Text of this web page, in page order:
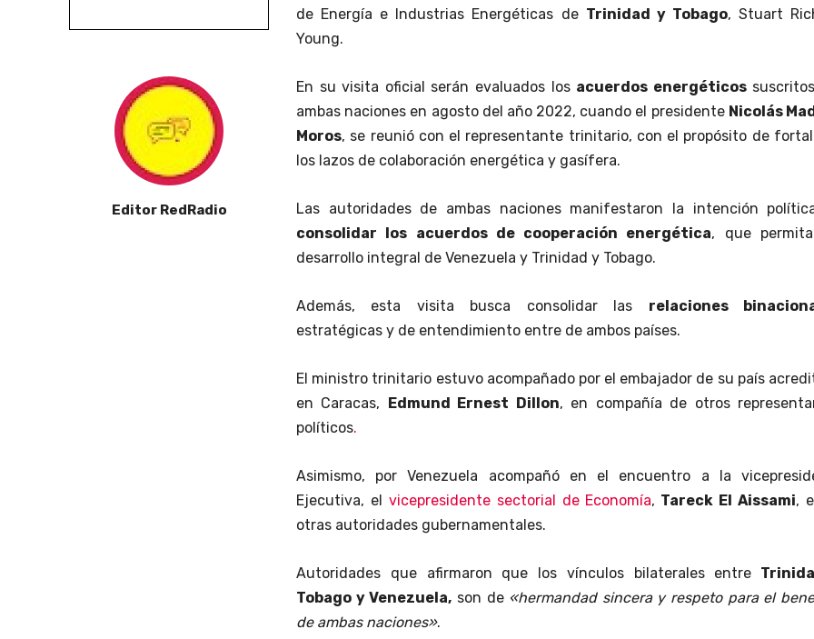
Editor RedRadio
de Energía e Industrias Energéticas de Trinidad y Tobago, Stuart
Young.
En su visita oficial serán evaluados los acuerdos energéticos
ambas naciones en agosto del año 2022, cuando el presidente Nicolás
Moros, se reunió con el representante trinitario, con el propósito de
los lazos de colaboración energética y gasífera.
Las autoridades de ambas naciones manifestaron la intención
consolidar los acuerdos de cooperación energética, que
desarrollo integral de Venezuela y Trinidad y Tobago.
Además, esta visita busca consolidar las relaciones
estratégicas y de entendimiento entre de ambos países.
El ministro trinitario estuvo acompañado por el embajador de su país
en Caracas,
Edmund Ernest Dillon, en compañía de otros
políticos.
Asimismo, por Venezuela acompañó en el encuentro a la
Ejecutiva, el vicepresidente sectorial de Economía, Tareck El Aissami,
otras autoridades gubernamentales.
Autoridades que afirmaron que los vínculos bilaterales entre
Tobago y Venezuela, son de «hermandad sincera y respeto para el
de ambas naciones».